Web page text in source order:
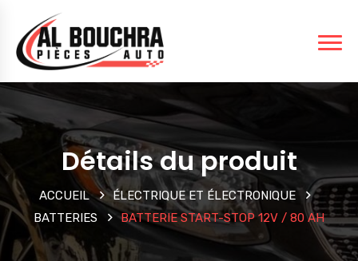
Détails du produit
ACCUEIL
ÉLECTRIQUE ET ÉLECTRONIQUE
BATTERIES
BATTERIE START-STOP 12V / 80 AH